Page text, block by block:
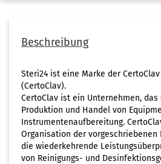
Beschreibung
Steri24 ist eine Marke der
(CertoClav).
CertoClav ist ein Unternehmen,
Produktion und Handel von
Instrumentenaufbereitung.
Organisation der vorgeschriebenen
die wiederkehrende
von Reinigungs- und